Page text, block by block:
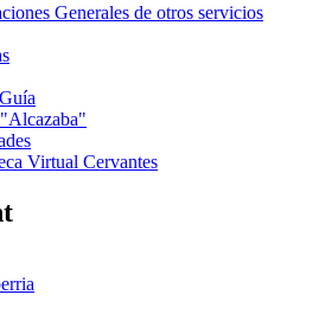
Generales de otros servicios
Virtual Cervantes